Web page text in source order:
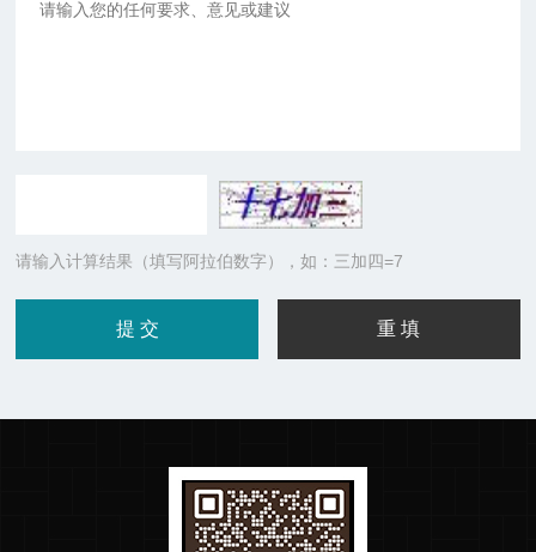
请输入计算结果（填写阿拉伯数字），如：三加四=7